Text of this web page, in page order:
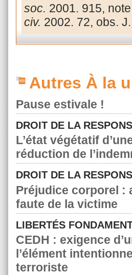
soc. 2001. 915,
civ. 2002. 72, obs.
Autres À la
Pause estivale !
DROIT DE LA
L’état végétatif
réduction de
DROIT DE LA
Préjudice corporel :
faute de la victime
LIBERTÉS
CEDH : exigence
l’élément
terroriste